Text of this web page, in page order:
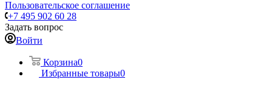
Пользовательское соглашение
+7 495 902 60 28
Задать вопрос
Войти
Корзина0
Избранные товары0